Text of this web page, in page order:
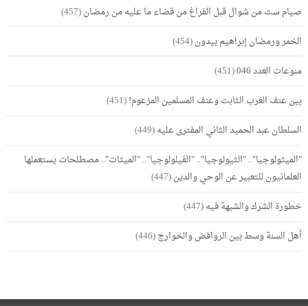
صيام ست من شوال قبل الفراغ من قضاء ما عليه من رمضان(457)
الخمر ورمضان إبراهيم بيدون(454)
منوعات العدد 046
(451)
بين عنف الغرب الثابت وعنف المسلمين المزعوم!(451)
السلطان عبد الحميد الثاني المفترى عليه(449)
"الميثولوجيا".. "الثيولوجيا".. "الفيلولوجيا".. "الميثات".. مصطلحات يستعملها
العلمانيون للتعبير عن الوحي والدين(447)
خطورة الشرك والشبهة فيه(447)
أهل السنة وسط بين الروافض والخوارج(446)